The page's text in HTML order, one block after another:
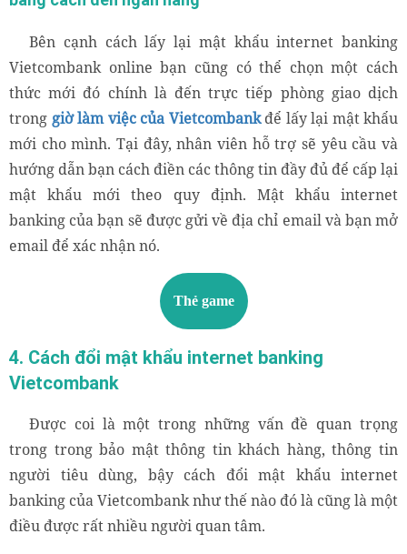
Bên cạnh cách lấy lại mật khẩu internet banking
Vietcombank online bạn cũng có thể chọn một cách
thức mới đó chính là đến trực tiếp phòng giao dịch
trong giờ làm việc của Vietcombank để lấy lại mật khẩu
mới cho mình. Tại đây, nhân viên hỗ trợ sẽ yêu cầu và
hướng dẫn bạn cách điền các thông tin đầy đủ để cấp lại
mật khẩu mới theo quy định. Mật khẩu internet
banking của bạn sẽ được gửi về địa chỉ email và bạn mở
email để xác nhận nó.
Thẻ game
4. Cách đổi mật khẩu internet banking
Vietcombank
Được coi là một trong những vấn đề quan trọng
trong trong bảo mật thông tin khách hàng, thông tin
người tiêu dùng, bậy cách đổi mật khẩu internet
banking của Vietcombank như thế nào đó là cũng là một
điều được rất nhiều người quan tâm.